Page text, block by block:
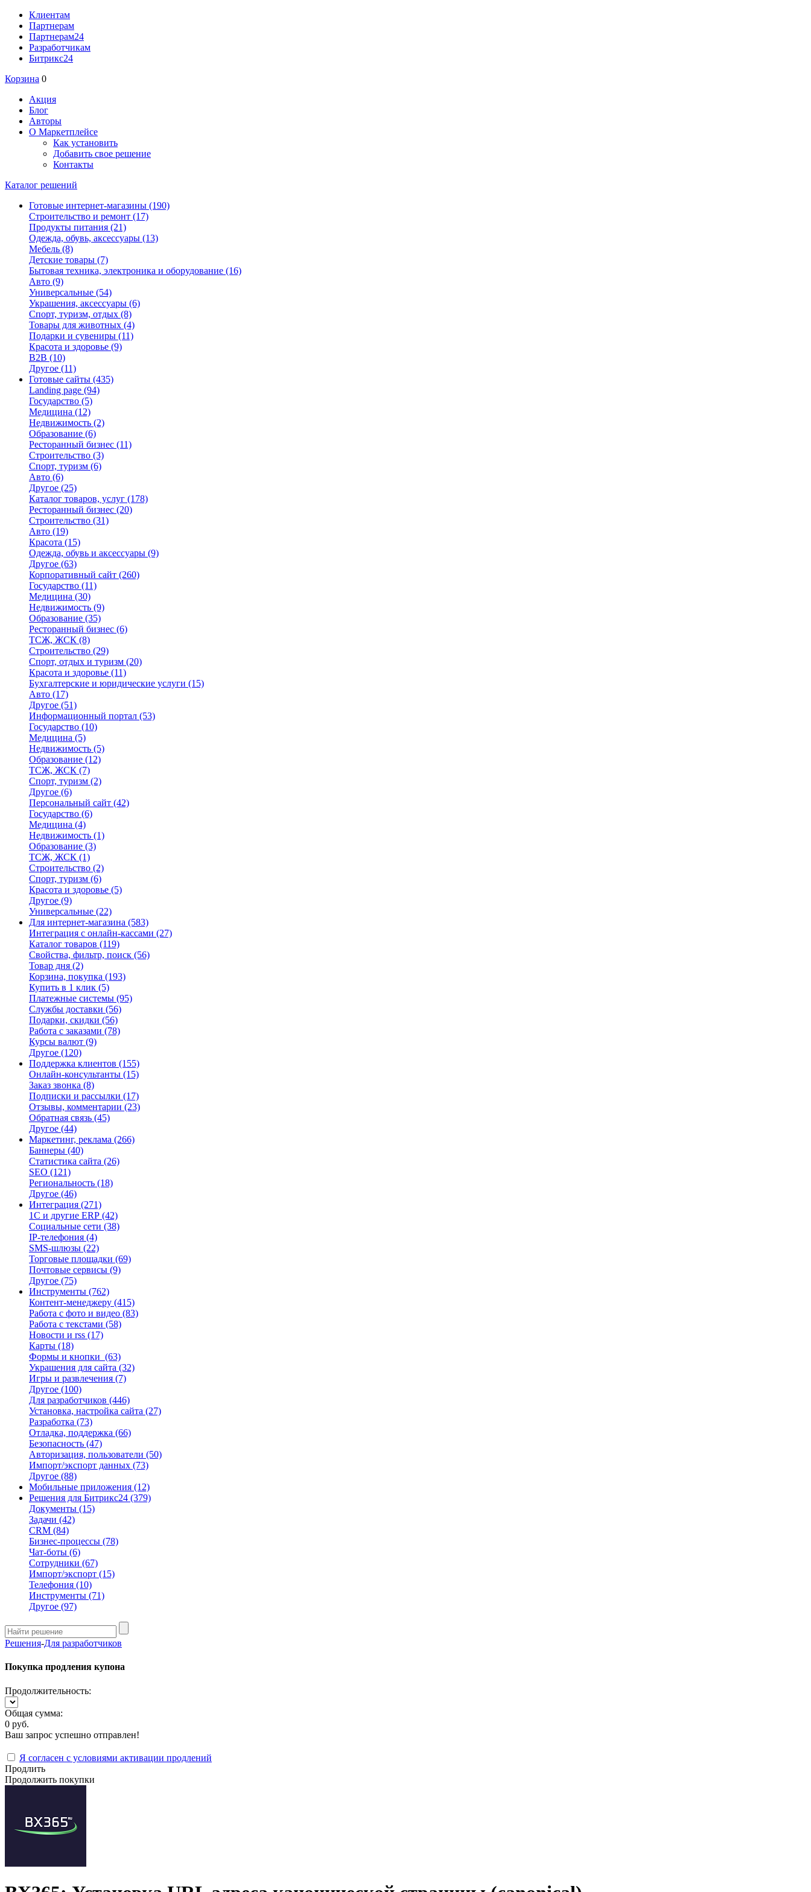
Клиентам
Партнерам
Партнерам24
Разработчикам
Битрикс24
Корзина 0
Акция
Блог
Авторы
О Маркетплейсе
Как установить
Добавить свое решение
Контакты
Каталог решений
Готовые интернет-магазины (190)
Строительство и ремонт (17)
Продукты питания (21)
Одежда, обувь, аксессуары (13)
Мебель (8)
Детские товары (7)
Бытовая техника, электроника и оборудование (16)
Авто (9)
Универсальные (54)
Украшения, аксессуары (6)
Спорт, туризм, отдых (8)
Товары для животных (4)
Подарки и сувениры (11)
Красота и здоровье (9)
B2B (10)
Другое (11)
Готовые сайты (435)
Landing page (94)
Государство (5)
Медицина (12)
Недвижимость (2)
Образование (6)
Ресторанный бизнес (11)
Строительство (3)
Спорт, туризм (6)
Авто (6)
Другое (25)
Каталог товаров, услуг (178)
Ресторанный бизнес (20)
Строительство (31)
Авто (19)
Красота (15)
Одежда, обувь и аксессуары (9)
Другое (63)
Корпоративный сайт (260)
Государство (11)
Медицина (30)
Недвижимость (9)
Образование (35)
Ресторанный бизнес (6)
ТСЖ, ЖСК (8)
Строительство (29)
Спорт, отдых и туризм (20)
Красота и здоровье (11)
Бухгалтерские и юридические услуги (15)
Авто (17)
Другое (51)
Информационный портал (53)
Государство (10)
Медицина (5)
Недвижимость (5)
Образование (12)
ТСЖ, ЖСК (7)
Спорт, туризм (2)
Другое (6)
Персональный сайт (42)
Государство (6)
Медицина (4)
Недвижимость (1)
Образование (3)
ТСЖ, ЖСК (1)
Строительство (2)
Спорт, туризм (6)
Красота и здоровье (5)
Другое (9)
Универсальные (22)
Для интернет-магазина (583)
Интеграция с онлайн-кассами (27)
Каталог товаров (119)
Свойства, фильтр, поиск (56)
Товар дня (2)
Корзина, покупка (193)
Купить в 1 клик (5)
Платежные системы (95)
Службы доставки (56)
Подарки, скидки (56)
Работа с заказами (78)
Курсы валют (9)
Другое (120)
Поддержка клиентов (155)
Онлайн-консультанты (15)
Заказ звонка (8)
Подписки и рассылки (17)
Отзывы, комментарии (23)
Обратная связь (45)
Другое (44)
Маркетинг, реклама (266)
Баннеры (40)
Статистика сайта (26)
SEO (121)
Региональность (18)
Другое (46)
Интеграция (271)
1С и другие ERP (42)
Социальные сети (38)
IP-телефония (4)
SMS-шлюзы (22)
Торговые площадки (69)
Почтовые сервисы (9)
Другое (75)
Инструменты (762)
Контент-менеджеру (415)
Работа с фото и видео (83)
Работа с текстами (58)
Новости и rss (17)
Карты (18)
Формы и кнопки (63)
Украшения для сайта (32)
Игры и развлечения (7)
Другое (100)
Для разработчиков (446)
Установка, настройка сайта (27)
Разработка (73)
Отладка, поддержка (66)
Безопасность (47)
Авторизация, пользователи (50)
Импорт/экспорт данных (73)
Другое (88)
Мобильные приложения (12)
Решения для Битрикс24 (379)
Документы (15)
Задачи (42)
CRM (84)
Бизнес-процессы (78)
Чат-боты (6)
Сотрудники (67)
Импорт/экспорт (15)
Телефония (10)
Инструменты (71)
Другое (97)
Решения-Для разработчиков
Покупка продления купона
Продолжительность:
Общая сумма:
0 руб.
Ваш запрос успешно отправлен!
Я согласен с условиями активации продлений
Продлить
Продолжить покупки